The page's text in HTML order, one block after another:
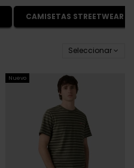
CAMISETAS STREETWEAR
Seleccionar
Nuevo